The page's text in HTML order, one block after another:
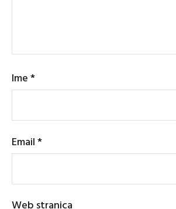
Ime*
Email*
Web stranica